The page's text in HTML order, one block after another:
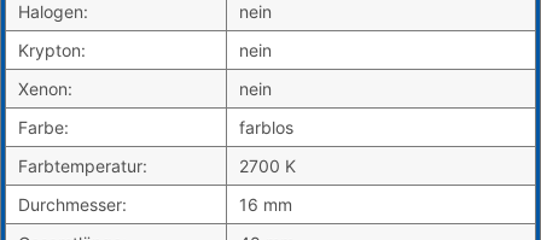
Halogen:
nein
Krypton:
nein
Xenon:
nein
Farbe:
farblos
Farbtemperatur:
2700 K
Durchmesser:
16 mm